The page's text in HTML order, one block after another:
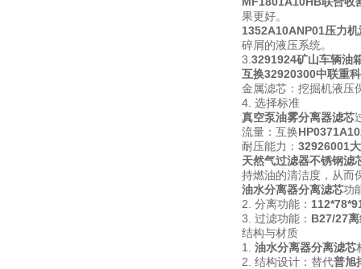
果更好。
1352A10ANP01压力
碎屑的液压系统。
3. 3291924矿山车辆油
互换32920300中联重
金属滤芯：挖掘机液压
4. 选择标准
真空泵油雾分离器滤芯
流量：互换
耐压能力： 32926001
天然气过滤器不锈钢滤
持燃油的清洁度，从而
油水分离器分离滤芯功
2. 分离功能：
3. 过滤功能： B27/27
结构与材质
1. 油水分离器分离滤芯
2. 结构设计：替代普旭